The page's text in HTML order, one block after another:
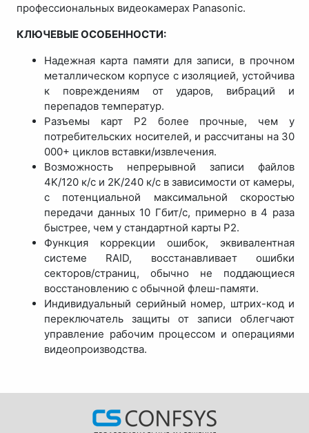
профессиональных видеокамерах Panasonic.
КЛЮЧЕВЫЕ ОСОБЕННОСТИ:
Надежная карта памяти для записи, в прочном
металлическом корпусе с изоляцией, устойчива
к повреждениям от ударов, вибраций и
перепадов температур.
Разъемы карт P2 более прочные, чем у
потребительских носителей, и рассчитаны на 30
000+ циклов вставки/извлечения.
Возможность непрерывной записи файлов
4K/120 к/с и 2K/240 к/с в зависимости от камеры,
с потенциальной максимальной скоростью
передачи данных 10 Гбит/с, примерно в 4 раза
быстрее, чем у стандартной карты P2.
Функция коррекции ошибок, эквивалентная
системе RAID, восстанавливает ошибки
секторов/страниц, обычно не поддающиеся
восстановлению с обычной флеш-памяти.
Индивидуальный серийный номер, штрих-код и
переключатель защиты от записи облегчают
управление рабочим процессом и операциями
видеопроизводства.